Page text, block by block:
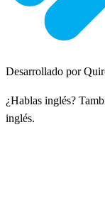
Desarrollado por
¿Hablas inglés?
inglés.